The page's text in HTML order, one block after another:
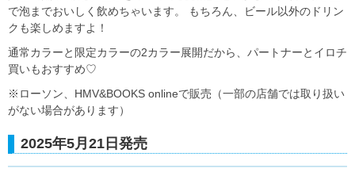
で泡までおいしく飲めちゃいます。 もちろん、ビール以外のドリン
クも楽しめますよ！
通常カラーと限定カラーの2カラー展開だから、パートナーとイロチ
買いもおすすめ♡
※ローソン、HMV&BOOKS onlineで販売（一部の店舗では取り扱い
がない場合があります）
2025年5月21日発売